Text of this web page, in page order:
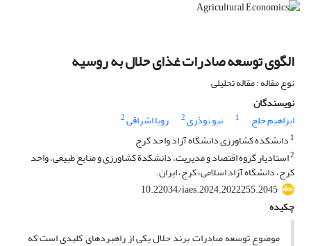
الگوی توسعه صادرات غذای حلال به روسیه
نوع مقاله : مقاله تحلیلی
نویسندگان
ابراهیم خلج
1 نیو نوذری2 رویا اشراقی2
1 دانشکده کشاورزی دانشگاه آزاد واحد کرج
2استادیار گروه اقتصاد و مدیریت، دانشکدة کشاورزی و منابع طبیعی، واحد
کرج، دانشگاه آزاد اسلامی، کرج، ایران.
10.22034/iaes.2024.2022255.2045
چکیده
موضوع توسعه صادرات برند حلال یکی از راهبردهای کلیدی است که